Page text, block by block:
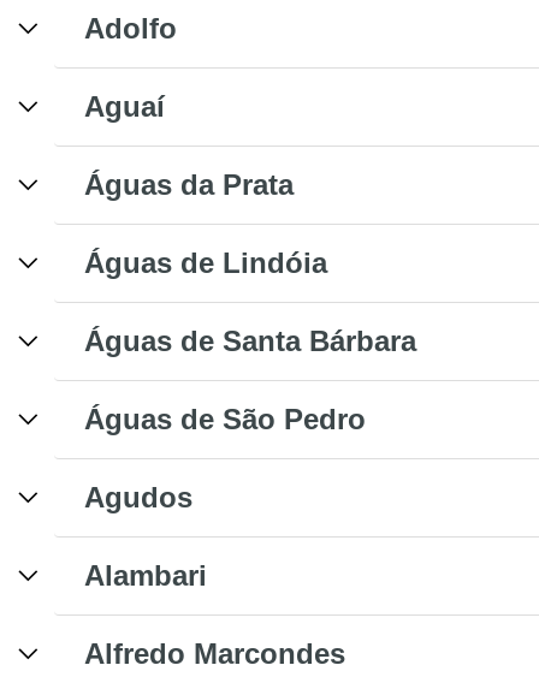
Adolfo
Aguaí
Águas da Prata
Águas de Lindóia
Águas de Santa Bárbara
Águas de São Pedro
Agudos
Alambari
Alfredo Marcondes